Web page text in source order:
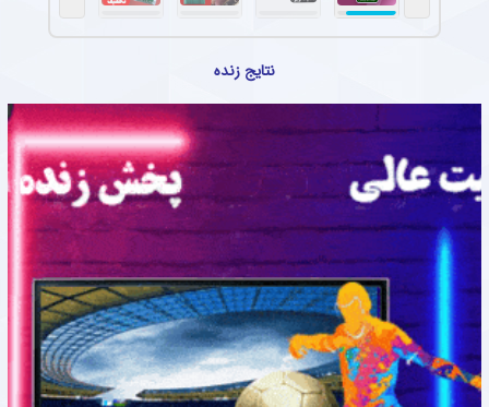
نتایج زنده